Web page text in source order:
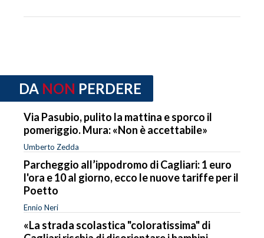
DA NON PERDERE
Via Pasubio, pulito la mattina e sporco il
pomeriggio. Mura: «Non è accettabile»
Umberto Zedda
Parcheggio all’ippodromo di Cagliari: 1 euro
l'ora e 10 al giorno, ecco le nuove tariffe per il
Poetto
Ennio Neri
«La strada scolastica "coloratissima" di